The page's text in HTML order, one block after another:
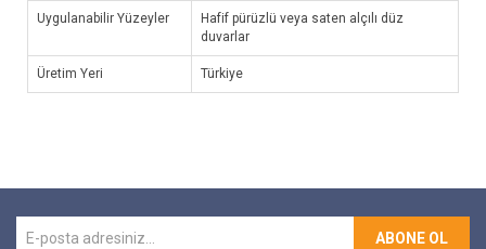
Uygulanabilir Yüzeyler
Hafif pürüzlü veya saten alçılı düz
duvarlar
Üretim Yeri Türkiye
ABONE OL